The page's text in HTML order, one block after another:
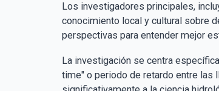
Los investigadores principales,
conocimiento local y cultural sobre
perspectivas para entender mejor
La investigación se centra
time" o periodo de retardo entre las